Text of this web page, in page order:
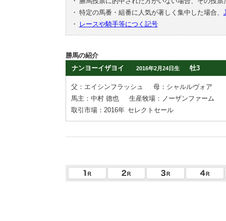
・ 特定の馬番・組番に人気が著しく集中した場合、
・
レースや騎手等につく記号
勝馬の紹介
ナンヨーイザヨイ
2016年2月24日生 牡3
父：エイシンフラッシュ
母：シャルルヴォア
馬主：中村 德也
生産牧場：ノーザンファーム
取引市場：2016年 セレクトセール